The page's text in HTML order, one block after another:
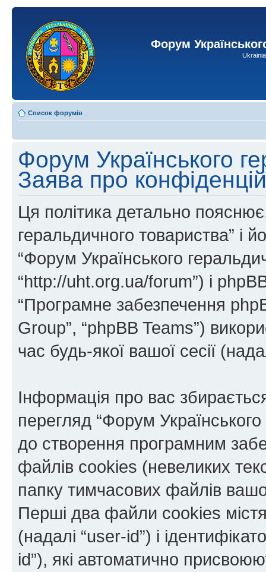
Форум
Список форумів
Форум Українського
Заява про
Ця політика детально
геральдичного товариства” і
“Форум Українського
“http://uht.org.ua/forum”) і phpBB
“Програмне забезпечення
Group”, “phpBB Teams”)
час будь-якої вашої сесії
Інформація про вас
перегляд “Форум
до створення програмним
файлів cookies (невеликих
папку тимчасових файлів
Перші два файли cookies
(надалі “user-id”) і
id”), які автоматично